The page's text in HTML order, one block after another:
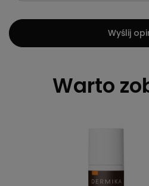
Wyślij
Warto